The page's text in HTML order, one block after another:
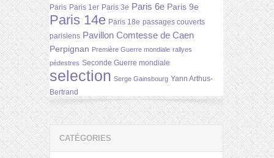
Paris Paris 1er Paris 3e Paris 6e Paris 9e
Paris 14e Paris 18e passages couverts
parisiens Pavillon Comtesse de Caen
Perpignan Première Guerre mondiale rallyes
pédestres Seconde Guerre mondiale
selection Serge Gainsbourg Yann Arthus-
Bertrand
CATÉGORIES